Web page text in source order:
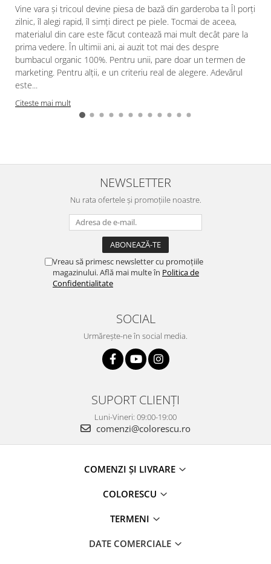
Vine vara și tricoul devine piesa de bază din garderoba ta Îl porți
zilnic, îl alegi rapid, îl simți direct pe piele. Tocmai de aceea,
materialul din care este făcut contează mai mult decât pare la
prima vedere. În ultimii ani, ai auzit tot mai des despre
bumbacul organic 100%. Pentru unii, pare doar un termen de
marketing. Pentru alții, e un criteriu real de alegere. Adevărul
este...
Citeste mai mult
NEWSLETTER
Nu rata ofertele și promoțiile noastre.
Vreau să primesc newsletter cu promoțiile
magazinului. Află mai multe în Politica de
Confidentialitate
SOCIAL
Urmărește-ne în social media.
SUPORT CLIENȚI
Luni-Vineri: 09:00-19:00
comenzi@colorescu.ro
COMENZI ȘI LIVRARE
COLORESCU
TERMENI
DATE COMERCIALE